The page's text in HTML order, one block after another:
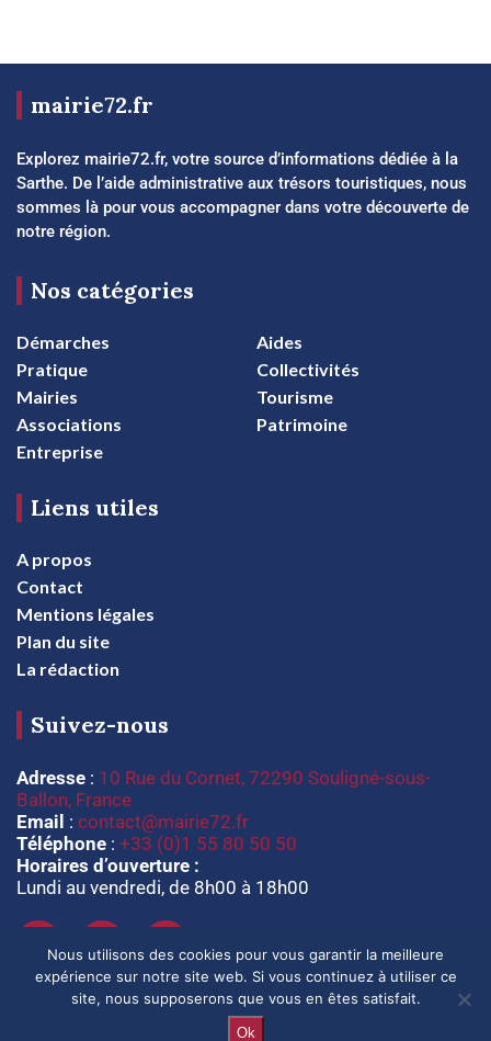
mairie72.fr
Explorez mairie72.fr, votre source d’informations dédiée à la
Sarthe. De l’aide administrative aux trésors touristiques, nous
sommes là pour vous accompagner dans votre découverte de
notre région.
Nos catégories
Démarches
Aides
Pratique
Collectivités
Mairies
Tourisme
Associations
Patrimoine
Entreprise
Liens utiles
A propos
Contact
Mentions légales
Plan du site
La rédaction
Suivez-nous
Adresse : 10 Rue du Cornet, 72290 Souligné-sous-
Ballon, France
Email : contact@mairie72.fr
Téléphone : +33 (0)1 55 80 50 50
Horaires d’ouverture :
Lundi au vendredi, de 8h00 à 18h00
Nous utilisons des cookies pour vous garantir la meilleure
expérience sur notre site web. Si vous continuez à utiliser ce
site, nous supposerons que vous en êtes satisfait.
Ok